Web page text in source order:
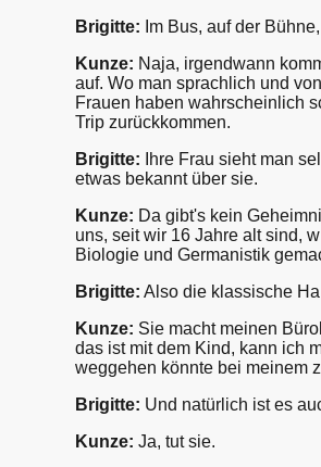
Brigitte: Im Bus, auf der
Kunze: Naja, irgendwann
auf. Wo man sprachlich und
Frauen haben wahrscheinlich
Trip zurückkommen.
Brigitte: Ihre Frau sieht man
etwas bekannt über sie.
Kunze: Da gibt's kein
uns, seit wir 16 Jahre alt sind,
Biologie und Germanistik
Brigitte: Also die klassische
Kunze: Sie macht meinen
das ist mit dem Kind, kann ich
weggehen könnte bei meinem
Brigitte: Und natürlich ist es
Kunze: Ja, tut sie.